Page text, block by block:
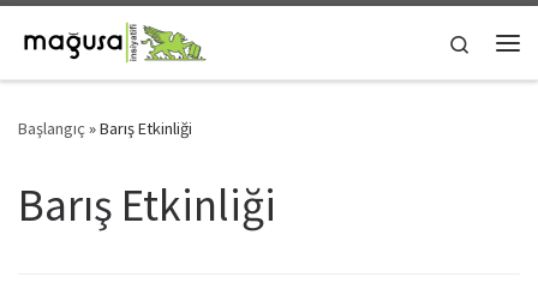
Skip to content
Search
Başlangıç »Barış Etkinliği
Barış Etkinliği